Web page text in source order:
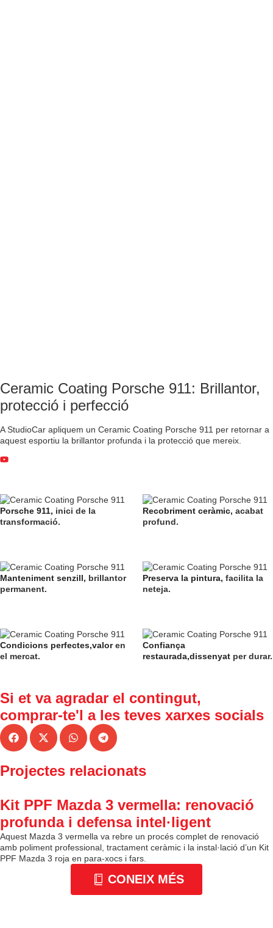
Ceramic Coating Porsche 911: Brillantor,
protecció i perfecció
A StudioCar apliquem un Ceramic Coating Porsche 911 per retornar a
aquest esportiu la brillantor profunda i la protecció que mereix.
Porsche 911, inici de la
transformació.
Recobriment ceràmic, acabat
profund.
Manteniment senzill, brillantor
permanent.
Preserva la pintura, facilita la
neteja.
Condicions perfectes,valor en
el mercat.
Confiança
restaurada,dissenyat per durar.
Si et va agradar el contingut,
comprar-te'l ales teves xarxes socials
Projectes relacionats
Kit PPF Mazda 3 vermella: renovació
profunda i defensa intel·ligent
Aquest Mazda 3 vermella va rebre un procés complet de renovació
amb poliment professional, tractament ceràmic i la instal·lació d’un Kit
PPF Mazda 3 roja en para-xocs i fars.
CONEIX MÉS